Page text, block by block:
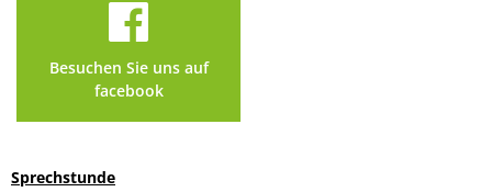
Besuchen Sie uns auf
facebook
Sprechstunde